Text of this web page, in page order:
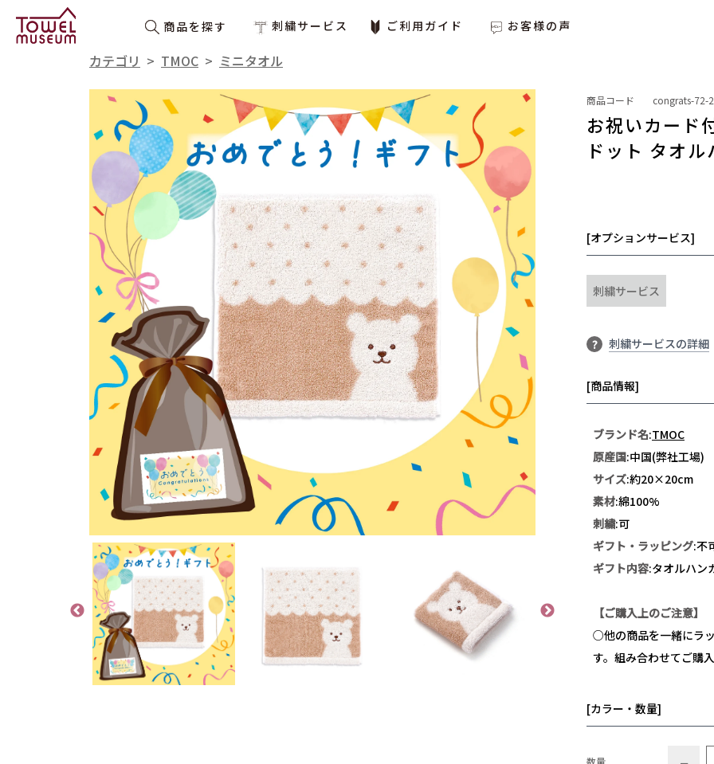
商品を探す 刺繍サービス ご利用ガイド お客様の声
カテゴリ > TMOC > ミニタオル
商品コード congrats-72-
お祝いカード
ドット タオル
[オプションサービス]
刺繍サービス
? 刺繍サービスの詳細
[商品情報]
ブランド名:TMOC
原産国:中国(弊社工場)
サイズ:約20×20cm
素材:綿100%
刺繍:可
ギフト・ラッピング:不
ギフト内容:タオルハ
【ご購入上のご注意】
○他の商品を一緒にラ
す。組み合わせてご購
[カラー・数量]
数量